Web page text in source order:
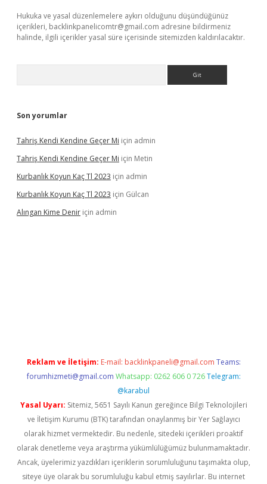
Hukuka ve yasal düzenlemelere aykırı olduğunu düşündüğünüz
içerikleri, backlinkpanelicomtr@gmail.com adresine bildirmeniz
halinde, ilgili içerikler yasal süre içerisinde sitemizden kaldırılacaktır.
Son yorumlar
Tahriş Kendi Kendine Geçer Mi için admin
Tahriş Kendi Kendine Geçer Mi için Metin
Kurbanlık Koyun Kaç Tl 2023 için admin
Kurbanlık Koyun Kaç Tl 2023 için Gülcan
Alıngan Kime Denir için admin
Reklam ve İletişim: E-mail: backlinkpaneli@gmail.com Teams:
forumhizmeti@gmail.com Whatsapp: 0262 606 0 726 Telegram:
@karabul
Yasal Uyarı: Sitemiz, 5651 Sayılı Kanun gereğince Bilgi Teknolojileri
ve İletişim Kurumu (BTK) tarafından onaylanmış bir Yer Sağlayıcı
olarak hizmet vermektedir. Bu nedenle, sitedeki içerikleri proaktif
olarak denetleme veya araştırma yükümlülüğümüz bulunmamaktadır.
Ancak, üyelerimiz yazdıkları içeriklerin sorumluluğunu taşımakta olup,
siteye üye olarak bu sorumluluğu kabul etmiş sayılırlar. Bu internet